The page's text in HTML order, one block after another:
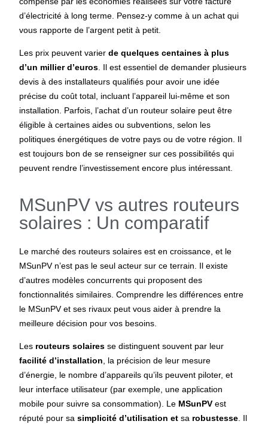
d’électricité à long terme. Pensez-y comme à un achat qui
vous rapporte de l’argent petit à petit.
Les prix peuvent varierde quelques centaines à plus
d’un millier d’euros. Il est essentiel de demander plusieurs
devis à des installateurs qualifiés pour avoir une idée
précise du coût total, incluant l’appareil lui-même et son
installation. Parfois, l’achat d’un routeur solaire peut être
éligible à certaines aides ou subventions, selon les
politiques énergétiques de votre pays ou de votre région. Il
est toujours bon de se renseigner sur ces possibilités qui
peuvent rendre l’investissement encore plus intéressant.
MSunPV vs autres routeurs
solaires : Un comparatif
Le marché des routeurs solaires est en croissance, et le
MSunPV n’est pas le seul acteur sur ce terrain. Il existe
d’autres modèles concurrents qui proposent des
fonctionnalités similaires. Comprendre les différences entre
le MSunPV et ses rivaux peut vous aider à prendre la
meilleure décision pour vos besoins.
Les routeurs solaires se distinguent souvent par leur
facilité d’installation , la précision de leur mesure
d’énergie, le nombre d’appareils qu’ils peuvent piloter, et
leur interface utilisateur (par exemple, une application
mobile pour suivre sa consommation). Le MSunPV est
réputé pour sasimplicité d’utilisation et sa robustesse . Il